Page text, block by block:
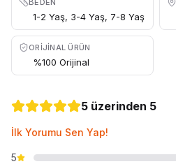
BEDEN
1-2 Yaş, 3-4 Yaş, 7-8 Yaş
ORIJINAL ÜRÜN
%100 Orijinal
5 üzerinden 5
İlk Yorumu Sen Yap!
5